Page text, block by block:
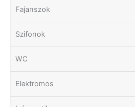
Fajanszok
Szifonok
WC
Elektromos